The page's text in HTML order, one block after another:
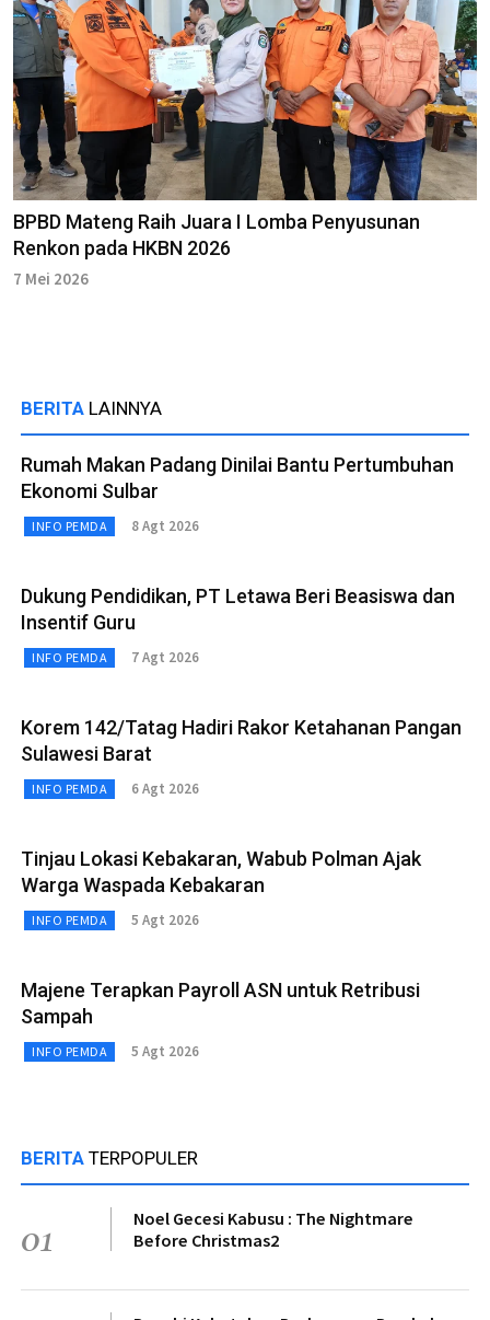
BPBD Mateng Raih Juara I Lomba Penyusunan
Renkon pada HKBN 2026
7 Mei 2026
BERITA LAINNYA
Rumah Makan Padang Dinilai Bantu Pertumbuhan
Ekonomi Sulbar
INFO PEMDA 8 Agt 2026
Dukung Pendidikan, PT Letawa Beri Beasiswa dan
Insentif Guru
INFO PEMDA 7 Agt 2026
Korem 142/Tatag Hadiri Rakor Ketahanan Pangan
Sulawesi Barat
INFO PEMDA 6 Agt 2026
Tinjau Lokasi Kebakaran, Wabub Polman Ajak
Warga Waspada Kebakaran
INFO PEMDA 5 Agt 2026
Majene Terapkan Payroll ASN untuk Retribusi
Sampah
INFO PEMDA 5 Agt 2026
BERITA TERPOPULER
01
Noel Gecesi Kabusu : The Nightmare
Before Christmas2